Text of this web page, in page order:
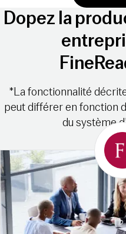
Dopez la
*La fonctionnalité
peut différer en fonction
du système